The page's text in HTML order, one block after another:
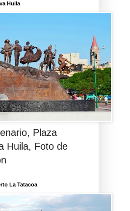
Huila
Plaza
Huila, Foto de
La Tatacoa